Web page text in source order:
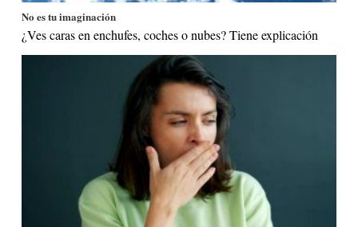
No es tu imaginación
¿Ves caras en enchufes, coches o nubes? Tiene explicación